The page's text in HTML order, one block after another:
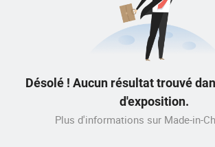
Désolé ! Aucun résultat trouvé
d'exposition.
Plus d'informations sur Made-in-